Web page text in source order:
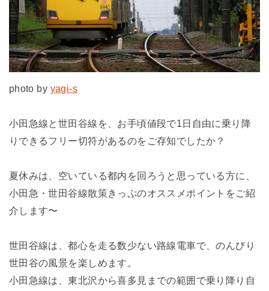
photo by yagi-s
小田急線と世田谷線を、お手頃値段で1日自由に乗り降
りできるフリー切符があるのをご存知でしたか？
夏休みは、空いている都内を回ろうと思っている方に、
小田急・世田谷線散策きっぷのオススメポイントをご紹
介します〜
世田谷線は、都心を走る数少ない路線電車で、のんびり
世田谷の風景を楽しめます。
小田急線は、東北沢から喜多見までの範囲で乗り降り自